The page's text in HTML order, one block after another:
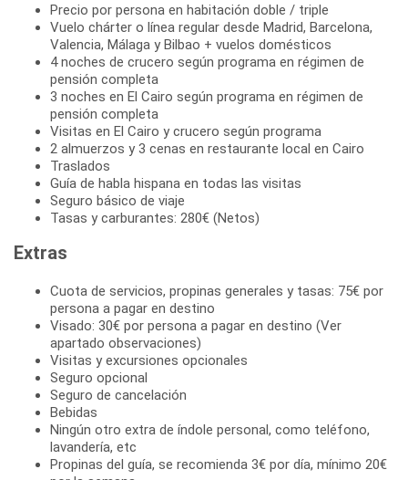
Precio por persona en habitación doble / triple
Vuelo chárter o línea regular desde Madrid, Barcelona,
Valencia, Málaga y Bilbao + vuelos domésticos
4 noches de crucero según programa en régimen de
pensión completa
3 noches en El Cairo según programa en régimen de
pensión completa
Visitas en El Cairo y crucero según programa
2 almuerzos y 3 cenas en restaurante local en Cairo
Traslados
Guía de habla hispana en todas las visitas
Seguro básico de viaje
Tasas y carburantes: 280€ (Netos)
Extras
Cuota de servicios, propinas generales y tasas: 75€ por
persona a pagar en destino
Visado: 30€ por persona a pagar en destino (Ver
apartado observaciones)
Visitas y excursiones opcionales
Seguro opcional
Seguro de cancelación
Bebidas
Ningún otro extra de índole personal, como teléfono,
lavandería, etc
Propinas del guía, se recomienda 3€ por día, mínimo 20€